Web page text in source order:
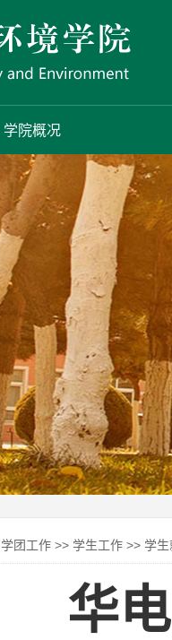
学院概况
学团工作>> 学生工作>> 学生
华